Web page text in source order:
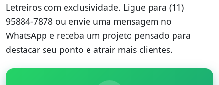
Letreiros com exclusividade. Ligue para (11)
95884-7878 ou envie uma mensagem no
WhatsApp e receba um projeto pensado para
destacar seu ponto e atrair mais clientes.